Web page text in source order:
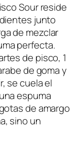
Sour reside
junto
de mezclar
perfecta.
de pisco, 1
de goma y
se cuela el
espuma
de amargo
sino un